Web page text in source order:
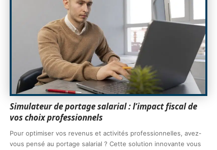
Simulateur de portage salarial : l’impact fiscal de
vos choix professionnels
Pour optimiser vos revenus et activités professionnelles, avez-
vous pensé au portage salarial ? Cette solution innovante vous